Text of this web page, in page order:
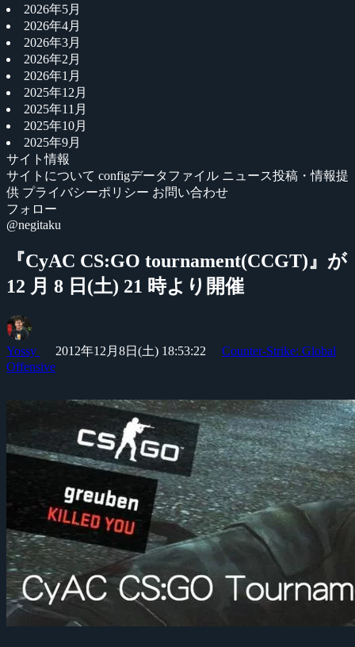
2026年5月
2026年4月
2026年3月
2026年2月
2026年1月
2025年12月
2025年11月
2025年10月
2025年9月
サイト情報
サイトについて configデータファイル ニュース投稿・情報提
供 プライバシーポリシー お問い合わせ
フォロー
@negitaku
『CyAC CS:GO tournament(CCGT)』が
12 月 8 日(土) 21 時より開催
Yossy 2012年12月8日(土) 18:53:22
Counter-Strike: Global
Offensive